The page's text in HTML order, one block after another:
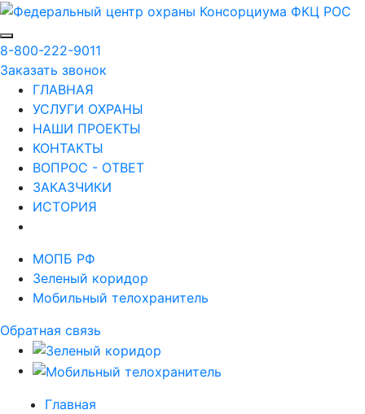
8-800-222-9011
Заказать звонок
ГЛАВНАЯ
УСЛУГИ ОХРАНЫ
НАШИ ПРОЕКТЫ
КОНТАКТЫ
ВОПРОС - ОТВЕТ
ЗАКАЗЧИКИ
ИСТОРИЯ
МОПБ РФ
Зеленый коридор
Мобильный телохранитель
Обратная связь
Главная